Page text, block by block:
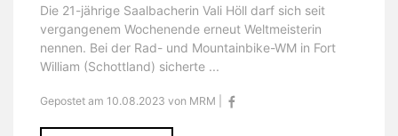
Die 21-jährige Saalbacherin Vali Höll darf sich seit
vergangenem Wochenende erneut Weltmeisterin
nennen. Bei der Rad- und Mountainbike-WM in Fort
William (Schottland) sicherte ...
Gepostet am 10.08.2023 von MRM |